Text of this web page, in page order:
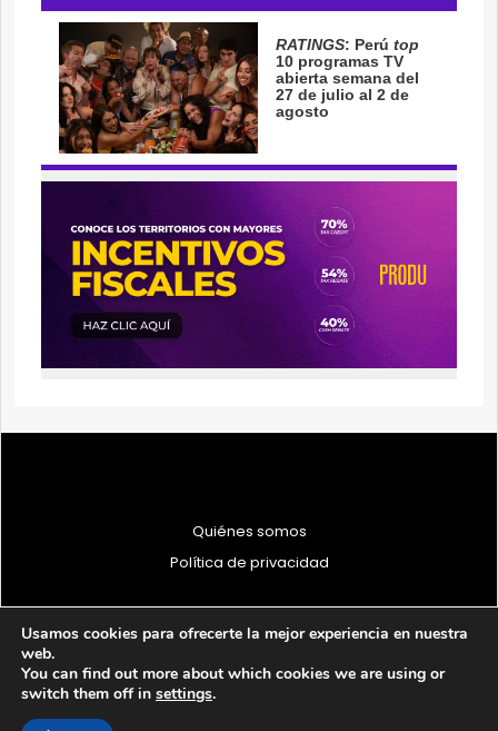
Quiénes somos
Política de privacidad
© 1997 - 2026 PRODU - Todos los derechos reservados
Usamos cookies para ofrecerte la mejor experiencia en nuestra
web.
You can find out more about which cookies we are using or
switch them off in settings.